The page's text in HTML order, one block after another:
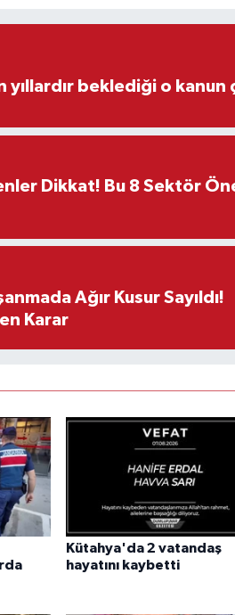
yıllardır beklediği o kanun
Dikkat! Bu 8 Sektör
Ağır Kusur Sayıldı!
Karar
Kütahya'da 2 vatandaş
hayatını kaybetti